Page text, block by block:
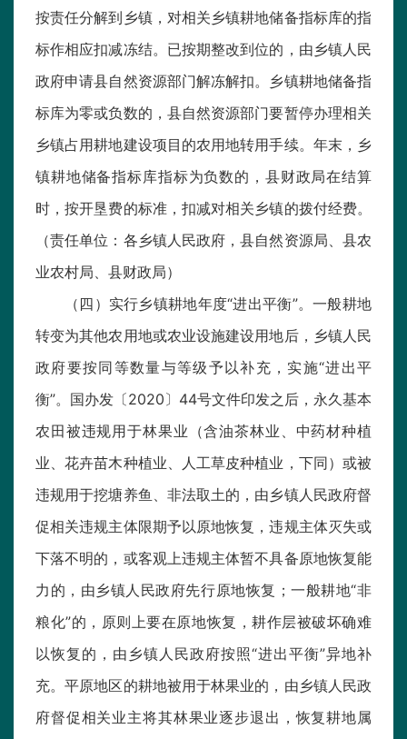
按责任分解到乡镇，对相关乡镇耕地储备指标库的指
标作相应扣减冻结。已按期整改到位的，由乡镇人民
政府申请县自然资源部门解冻解扣。乡镇耕地储备指
标库为零或负数的，县自然资源部门要暂停办理相关
乡镇占用耕地建设项目的农用地转用手续。年末，乡
镇耕地储备指标库指标为负数的，县财政局在结算
时，按开垦费的标准，扣减对相关乡镇的拨付经费。
（责任单位：各乡镇人民政府，县自然资源局、县农
业农村局、县财政局）
（四）实行乡镇耕地年度“进出平衡”。一般耕地
转变为其他农用地或农业设施建设用地后，乡镇人民
政府要按同等数量与等级予以补充，实施“进出平
衡”。国办发〔2020〕44号文件印发之后，永久基本
农田被违规用于林果业（含油茶林业、中药材种植
业、花卉苗木种植业、人工草皮种植业，下同）或被
违规用于挖塘养鱼、非法取土的，由乡镇人民政府督
促相关违规主体限期予以原地恢复，违规主体灭失或
下落不明的，或客观上违规主体暂不具备原地恢复能
力的，由乡镇人民政府先行原地恢复；一般耕地“非
粮化”的，原则上要在原地恢复，耕作层被破坏确难
以恢复的，由乡镇人民政府按照“进出平衡”异地补
充。平原地区的耕地被用于林果业的，由乡镇人民政
府督促相关业主将其林果业逐步退出，恢复耕地属